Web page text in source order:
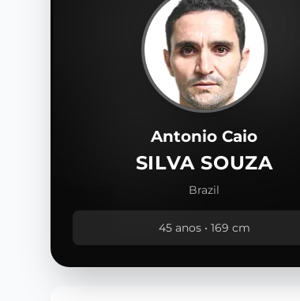
Antonio Caio
SILVA SOUZA
Brazil
45 anos • 169 cm